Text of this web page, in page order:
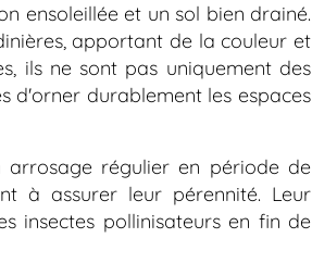
ensoleillée et un sol bien drainé.
apportant de la couleur et
ils ne sont pas uniquement des
d'orner durablement les espaces
arrosage régulier en période de
à assurer leur pérennité. Leur
insectes pollinisateurs en fin de